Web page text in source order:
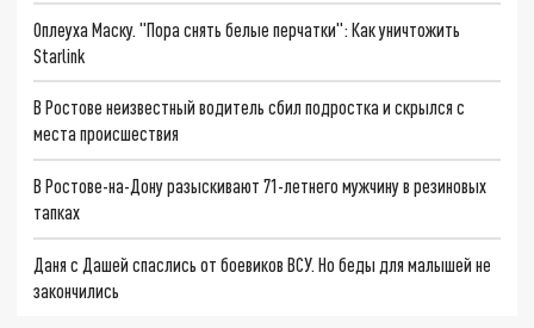
Оплеуха Маску. "Пора снять белые перчатки": Как уничтожить
Starlink
В Ростове неизвестный водитель сбил подростка и скрылся с
места происшествия
В Ростове-на-Дону разыскивают 71-летнего мужчину в резиновых
тапках
Даня с Дашей спаслись от боевиков ВСУ. Но беды для малышей не
закончились